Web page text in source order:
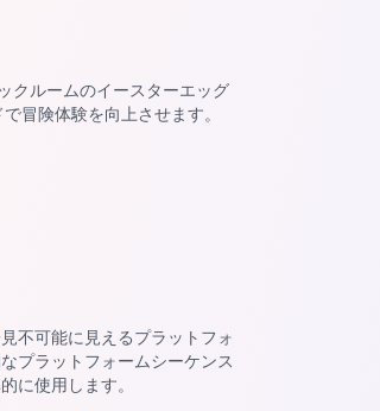
クルームのイースターエッグ
冒険体験を向上させます。
不可能に見えるプラットフォ
プラットフォームシーケンス
に使用します。